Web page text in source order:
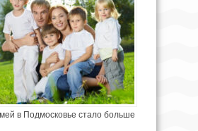
в Подмосковье стало больше